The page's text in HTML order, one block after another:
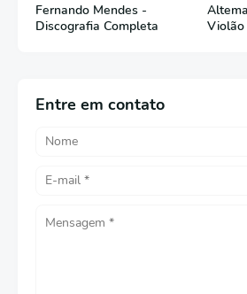
Fernando Mendes -
Discografia Completa
Entre em contato